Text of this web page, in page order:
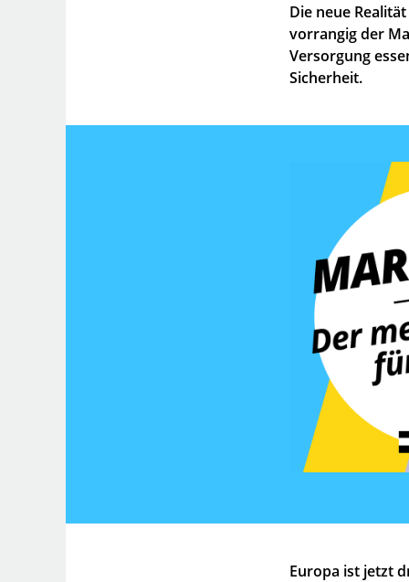
Die neue
vorrangig der
Versorgung
Sicherheit.
Europa ist jetzt